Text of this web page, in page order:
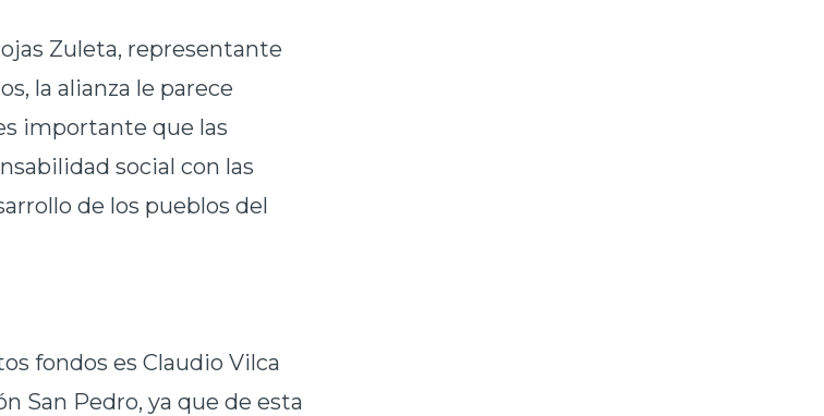
Zuleta, representante
la alianza le parece
importante que las
social con las
de los pueblos del
fondos es Claudio Vilca
San Pedro, ya que de esta